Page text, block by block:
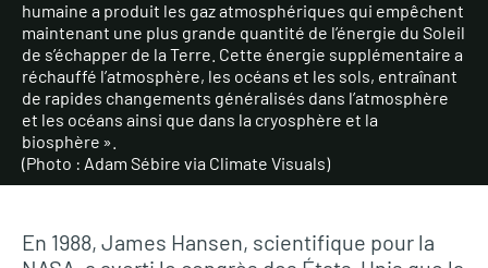
humaine a produit les gaz atmosphériques qui empêchent
maintenant une plus grande quantité de l’énergie du Soleil
de s’échapper de la Terre. Cette énergie supplémentaire a
réchauffé l’atmosphère, les océans et les sols, entraînant
de rapides changements généralisés dans l’atmosphère
et les océans ainsi que dans la cryosphère et la
biosphère ».
(Photo : Adam Sébire via Climate Visuals)
En 1988, James Hansen, scientifique pour la